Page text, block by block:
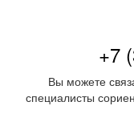
+7
Вы можете
специалисты